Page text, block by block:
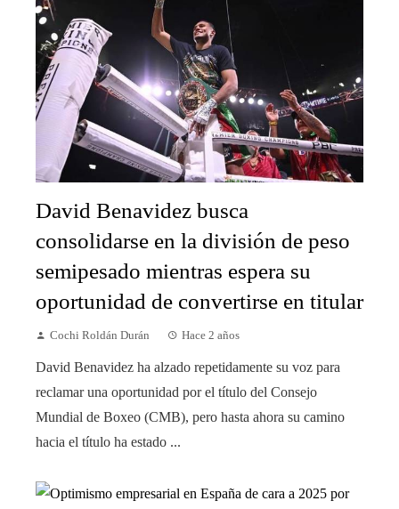
David Benavidez busca
consolidarse en la división de peso
semipesado mientras espera su
oportunidad de convertirse en titular
Cochi Roldán Durán Hace 2 años
David Benavidez ha alzado repetidamente su voz para
reclamar una oportunidad por el título del Consejo
Mundial de Boxeo (CMB), pero hasta ahora su camino
hacia el título ha estado ...